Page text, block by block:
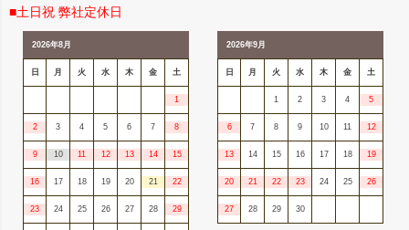
■土日祝 弊社定休日
2026年8月
日 月 火 水 木 金 土
1
2 3 4 5 6 7 8
9 10 11 12 13 14 15
16 17 18 19 20 21 22
23 24 25 26 27 28 29
2026年9月
日 月 火 水 木 金 土
1 2 3 4 5
6 7 8 9 10 11 12
13 14 15 16 17 18 19
20 21 22 23 24 25 26
27 28 29 30